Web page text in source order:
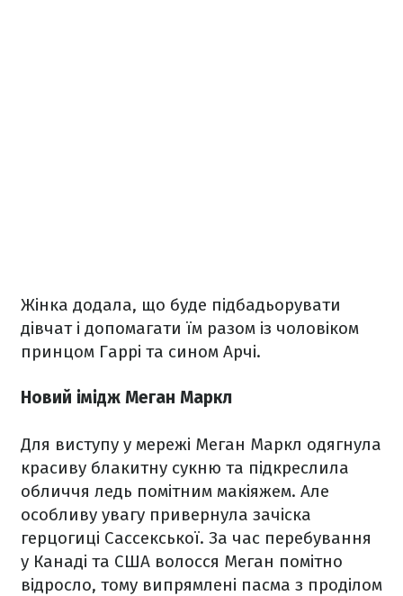
Жінка додала, що буде підбадьорувати
дівчат і допомагати їм разом із чоловіком
принцом Гаррі та сином Арчі.
Новий імідж Меган Маркл
Для виступу у мережі Меган Маркл одягнула
красиву блакитну сукню та підкреслила
обличчя ледь помітним макіяжем. Але
особливу увагу привернула зачіска
герцогиці Сассекської. За час перебування
у Канаді та США волосся Меган помітно
відросло, тому випрямлені пасма з проділом